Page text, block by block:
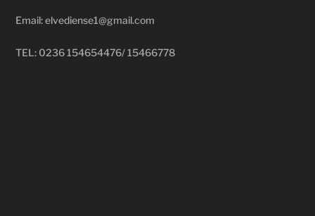
Email: elvediense1@gmail.com
TEL: 0236 154654476/ 15466778